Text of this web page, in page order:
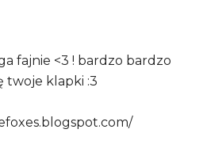
fajnie <3 ! bardzo bardzo
twoje klapki :3